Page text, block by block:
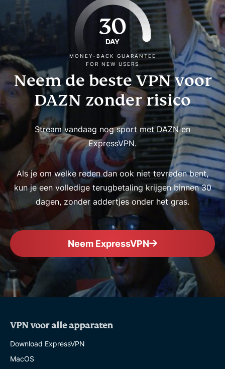
30
DAY
MONEY-BACK GUARANTEE
FOR NEW USERS
Neem de beste VPN voor
DAZN zonder risico
Stream vandaag nog sport met DAZN en
ExpressVPN.
Als je om welke reden dan ook niet tevreden bent,
kun je een volledige terugbetaling krijgen binnen 30
dagen, zonder addertjes onder het gras.
Neem ExpressVPN
VPN voor alle apparaten
Download ExpressVPN
MacOS